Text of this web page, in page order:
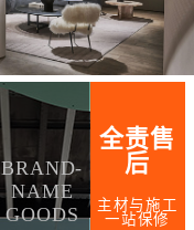
BRAND-
NAME
GOODS
全责售
后
主材与施工
一站保修